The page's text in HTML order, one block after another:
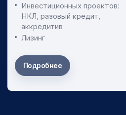
Инвестиционных проектов:
НКЛ, разовый кредит,
аккредитив
Лизинг
Подробнее